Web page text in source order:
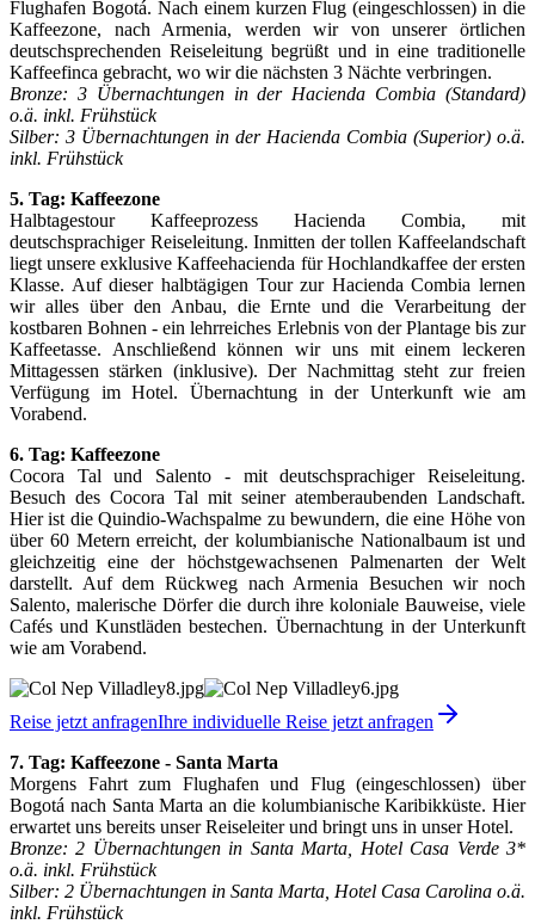
Flughafen Bogotá. Nach einem kurzen Flug (eingeschlossen) in die
Kaffeezone, nach Armenia, werden wir von unserer örtlichen
deutschsprechenden Reiseleitung begrüßt und in eine traditionelle
Kaffeefinca gebracht, wo wir die nächsten 3 Nächte verbringen.
Bronze: 3 Übernachtungen in der Hacienda Combia (Standard)
o.ä. inkl. Frühstück
Silber: 3 Übernachtungen in der Hacienda Combia (Superior) o.ä.
inkl. Frühstück
5. Tag: Kaffeezone
Halbtagestour Kaffeeprozess Hacienda Combia, mit
deutschsprachiger Reiseleitung. Inmitten der tollen Kaffeelandschaft
liegt unsere exklusive Kaffeehacienda für Hochlandkaffee der ersten
Klasse. Auf dieser halbtägigen Tour zur Hacienda Combia lernen
wir alles über den Anbau, die Ernte und die Verarbeitung der
kostbaren Bohnen - ein lehrreiches Erlebnis von der Plantage bis zur
Kaffeetasse. Anschließend können wir uns mit einem leckeren
Mittagessen stärken (inklusive). Der Nachmittag steht zur freien
Verfügung im Hotel. Übernachtung in der Unterkunft wie am
Vorabend.
6. Tag: Kaffeezone
Cocora Tal und Salento - mit deutschsprachiger Reiseleitung.
Besuch des Cocora Tal mit seiner atemberaubenden Landschaft.
Hier ist die Quindio-Wachspalme zu bewundern, die eine Höhe von
über 60 Metern erreicht, der kolumbianische Nationalbaum ist und
gleichzeitig eine der höchstgewachsenen Palmenarten der Welt
darstellt. Auf dem Rückweg nach Armenia Besuchen wir noch
Salento, malerische Dörfer die durch ihre koloniale Bauweise, viele
Cafés und Kunstläden bestechen. Übernachtung in der Unterkunft
wie am Vorabend.
Reise jetzt anfragenIhre individuelle Reise jetzt anfragen
7. Tag: Kaffeezone - Santa Marta
Morgens Fahrt zum Flughafen und Flug (eingeschlossen) über
Bogotá nach Santa Marta an die kolumbianische Karibikküste. Hier
erwartet uns bereits unser Reiseleiter und bringt uns in unser Hotel.
Bronze: 2 Übernachtungen in Santa Marta, Hotel Casa Verde 3*
o.ä. inkl. Frühstück
Silber: 2 Übernachtungen in Santa Marta, Hotel Casa Carolina o.ä.
inkl. Frühstück